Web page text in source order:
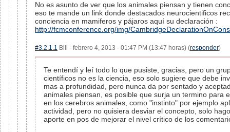
No es asunto de ver que los animales piensan y tienen
eso te mande un link donde destacados neurocientificos
conciencia en mamiferos y pájaros aquí su declaración :
http://fcmconference.org/img/
#3.2.1.1 Bill - febrero 4, 2013 - 01:47 PM (13:47 horas) (responder)
Te entendí y leí todo lo que pusiste, gracias, pero un
científicos no es la ciencia, eso solo sugiere que debe
mas a profundidad, pero nunca da por sentado y
animales piensan, es posible que surja un termino para
en los cerebros animales, como "instinto" por ejemplo
actividad, pero no quisiera desviar el concepto, solo
aporte en pos de mejorar el nivel crítico de los